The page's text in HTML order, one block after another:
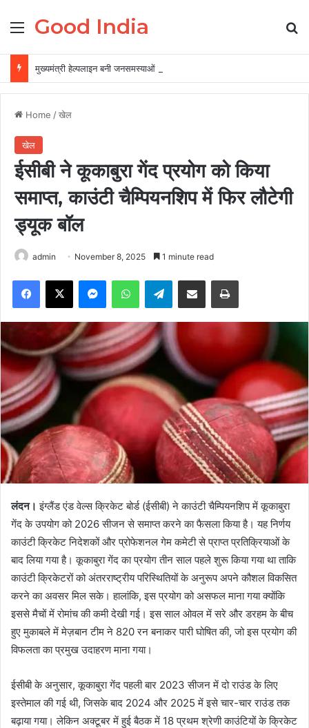
Menu
Good India
मुख्यमंत्री हेल्पलाइन बनी जनसमस्याओं के त्वरित समाधान की प्रभावी व्यवस्था
Home /खेल
खेल
ईसीबी ने कूकाबुरा गेंद प्रयोग को किया
समाप्त, काउंटी चैम्पियनशिप में फिर लौटेगी
ड्यूक बॉल
admin November 8, 2025 1 minute read
Facebook
X MessengerWhatsAppTelegramShare via Email Print
लंदन। इंग्लैंड एंड वेल्स क्रिकेट बोर्ड (ईसीबी) ने काउंटी चैम्पियनशिप में कूकाबुरा
गेंद के उपयोग को 2026 सीजन से समाप्त करने का फैसला किया है। यह निर्णय
काउंटी क्रिकेट निदेशकों और प्रोफेशनल गेम कमेटी से प्राप्त प्रतिक्रियाओं के
बाद लिया गया है। कूकाबुरा गेंद का प्रयोग तीन साल पहले शुरू किया गया था ताकि
काउंटी क्रिकेटरों को अंतरराष्ट्रीय परिस्थितियों के अनुरूप अपने कौशल विकसित
करने का अवसर मिल सके। हालांकि, इस प्रयोग को असफल माना गया क्योंकि
इससे मैचों में रोमांच की कमी देखी गई। इस साल ओवल में सरे और डरहम के बीच
हुए मुकाबले में मेज़बान टीम ने 820 रन बनाकर पारी घोषित की, जो इस प्रयोग की
विफलता का प्रमुख उदाहरण माना गया।
ईसीबी के अनुसार, कूकाबुरा गेंद पहली बार 2023 सीजन में दो राउंड के लिए
इस्तेमाल की गई थी, जिसके बाद 2024 और 2025 में इसे चार-चार राउंड तक
बढ़ाया गया। लेकिन अक्टूबर में हुई बैठक में 18 प्रथम श्रेणी काउंटियों के क्रिकेट